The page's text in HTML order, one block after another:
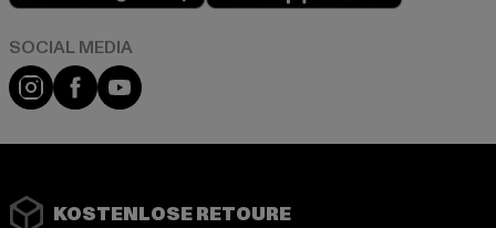
Instagram
FacebookYouTube
KOSTENLOSE RETOURE